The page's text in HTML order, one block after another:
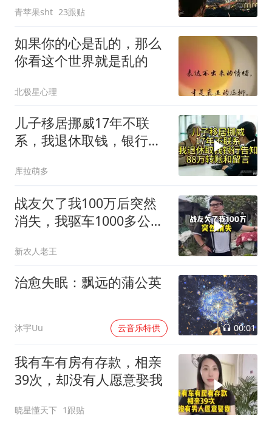
青苹果sht 23跟贴
如果你的心是乱的，那么
你看这个世界就是乱的
北极星心理
儿子移居挪威17年不联
系，我退休取钱，银行告
库拉萌多
战友欠了我100万后突然
消失，我驱车1000多公里
新农人老王
治愈失眠：飘远的蒲公英
沐宇Uu 云音乐特供 00:01
我有车有房有存款，相亲
39次，却没有人愿意娶我
晓星懂天下 1跟贴